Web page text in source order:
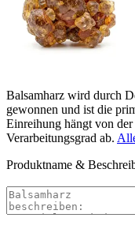
Balsamharz wird durch
gewonnen und ist die
Einreihung hängt von
Verarbeitungsgrad ab.
Produktname &